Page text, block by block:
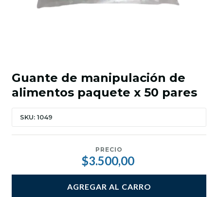
Guante de manipulación de
alimentos paquete x 50 pares
SKU: 1049
PRECIO
$3.500,00
AGREGAR AL CARRO